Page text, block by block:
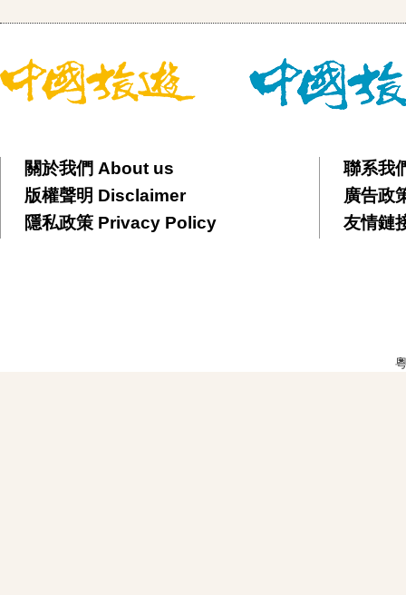
關於我們 About us
版權聲明 Disclaimer
隱私政策 Privacy Policy
聯系我
廣告政
友情鏈